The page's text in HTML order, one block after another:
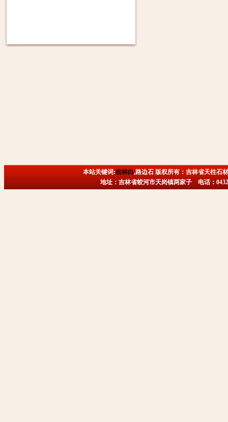
本站关键词:吉林白,路边石 版权所有：吉林省天柱石
地址：吉林省蛟河市天岗镇两家子 电话：